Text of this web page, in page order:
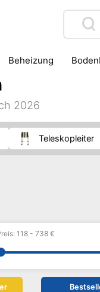
Beheizung
2026
Teleskopleiter
: 118 - 738 €